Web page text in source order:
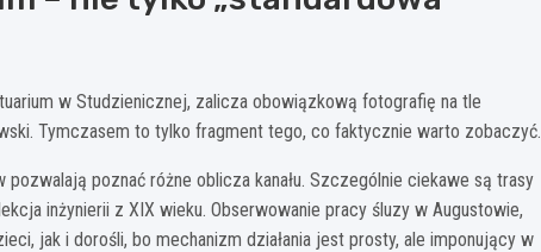
w Studzienicznej, zalicza obowiązkową fotografię na tle
Tymczasem to tylko fragment tego, co faktycznie warto zobaczyć.
poznać różne oblicza kanału. Szczególnie ciekawe są trasy
inżynierii z XIX wieku. Obserwowanie pracy śluzy w Augustowie,
jak i dorośli, bo mechanizm działania jest prosty, ale imponujący w